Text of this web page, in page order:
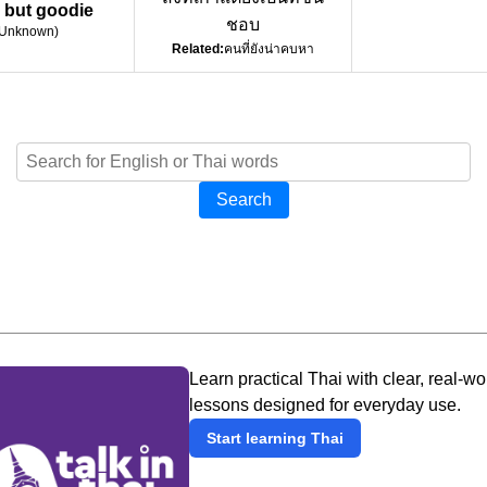
but goodie
Unknown)
ชอบ
Related:คนที่ยังน่าคบหา
Search
Learn practical Thai with clear, real-
lessons designed for everyday use.
Start learning Thai